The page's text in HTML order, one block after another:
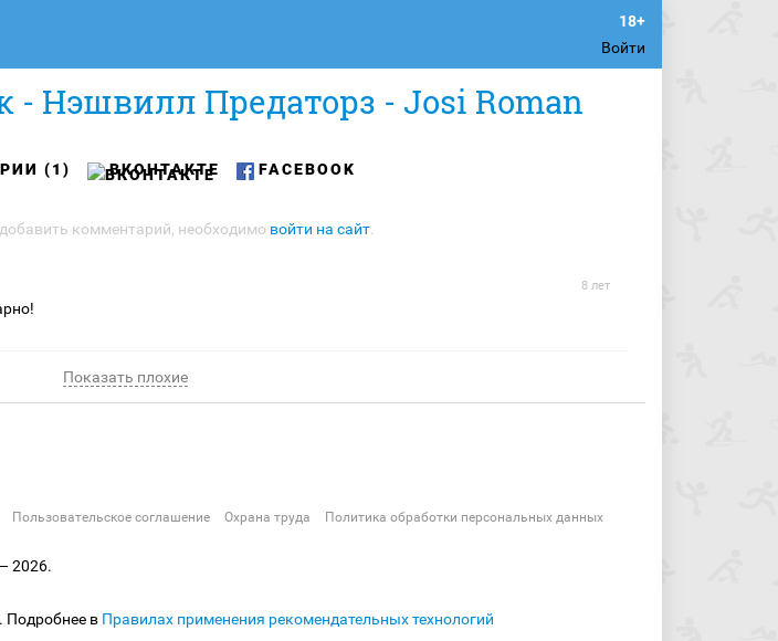
Войти
Нэшвилл Предаторз - Josi Roman
(1) ВКОНТАКТЕ FACEBOOK
комментарий, необходимо войти на сайт.
8 лет
Показать плохие
Пользовательское соглашение Охрана труда Политика обработки персональных данных
2026.
Подробнее в Правилах применения рекомендательных технологий